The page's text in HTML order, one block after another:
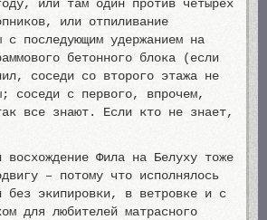
или там один против четырех
или отпиливание
с последующим удержанием на
бетонного блока (если
соседи со второго этажа не
соседи с первого, впрочем,
все знают. Если кто не знает,
Фила на Белуху тоже
– потому что исполнялось
без экипировки, в ветровке и с
для любителей матрасного